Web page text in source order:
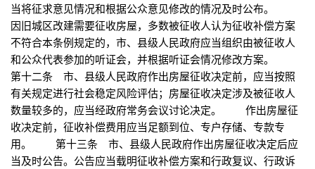
当将征求意见情况和根据公众意见修改的情况及时公布。
因旧城区改建需要征收房屋，多数被征收人认为征收补偿方案
不符合本条例规定的，市、县级人民政府应当组织由被征收人
和公众代表参加的听证会，并根据听证会情况修改方案。
第十二条 市、县级人民政府作出房屋征收决定前，应当按照
有关规定进行社会稳定风险评估；房屋征收决定涉及被征收人
数量较多的，应当经政府常务会议讨论决定。 作出房屋征
收决定前，征收补偿费用应当足额到位、专户存储、专款专
用。 第十三条 市、县级人民政府作出房屋征收决定后应
当及时公告。公告应当载明征收补偿方案和行政复议、行政诉